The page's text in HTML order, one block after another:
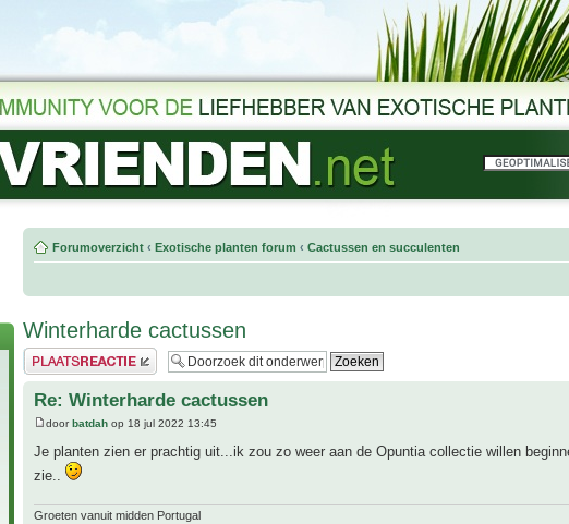
Forumoverzicht ‹ Exotische planten forum ‹ Cactussen en succulenten
Winterharde cactussen
Plaats een reactie
Re: Winterharde cactussen
doorbatdah op 18 jul 2022 13:45
Je planten zien er prachtig uit...ik zou zo weer aan de Opuntia collectie willen
zie..
Groeten vanuit midden Portugal